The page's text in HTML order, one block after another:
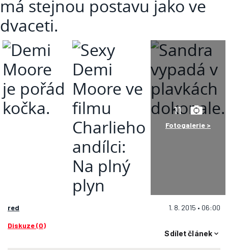
11
Fotogalerie >
red 1. 8. 2015 • 06:00
Diskuze (0)
Sdílet článek